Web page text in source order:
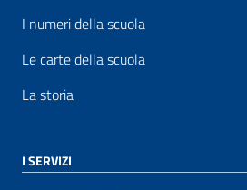
I numeri della scuola
Le carte della scuola
La storia
I SERVIZI